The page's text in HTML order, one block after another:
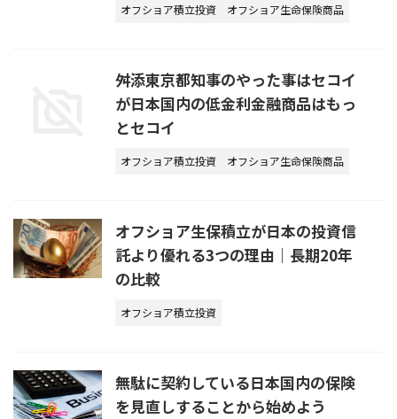
オフショア積立投資 オフショア生命保険商品
舛添東京都知事のやった事はセコイ
が日本国内の低金利金融商品はもっ
とセコイ
オフショア積立投資 オフショア生命保険商品
オフショア生保積立が日本の投資信
託より優れる3つの理由｜長期20年
の比較
オフショア積立投資
無駄に契約している日本国内の保険
を見直しすることから始めよう